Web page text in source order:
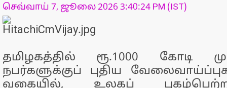
செவ்வாய் 7, ஜூலை 2026 3:40:24 PM (IST)
தமிழகத்தில் ரூ.1000 கோடி
நபர்களுக்குப் புதிய
வகையில், உலகப்